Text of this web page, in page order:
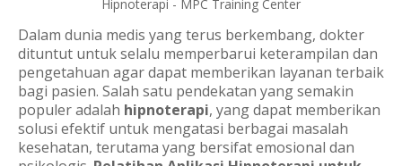
Hipnoterapi - MPC Training Center
Dalam dunia medis yang terus berkembang, dokter
dituntut untuk selalu memperbarui keterampilan dan
pengetahuan agar dapat memberikan layanan terbaik
bagi pasien. Salah satu pendekatan yang semakin
populer adalah hipnoterapi, yang dapat memberikan
solusi efektif untuk mengatasi berbagai masalah
kesehatan, terutama yang bersifat emosional dan